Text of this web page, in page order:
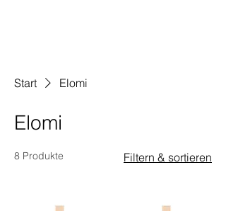
Start Elomi
Elomi
8 Produkte Filtern & sortieren